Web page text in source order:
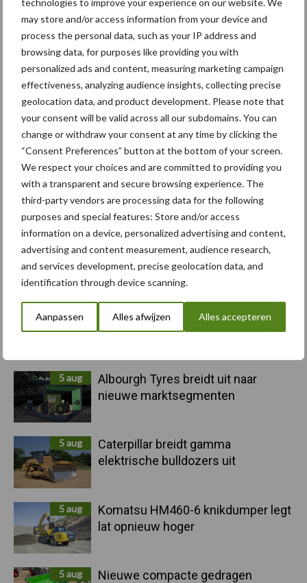
may store and/or access information from your device and
process the personal data, such as your IP address and
browsing data, for purposes like providing you with
personalized ads and content, measuring marketing campaign
effectiveness, analyzing audience insights, collecting precise
geolocation data, and product development. Please note that
your consent will be valid across all our subdomains. You can
change or withdraw your consent at any time by clicking the
“Consent Preferences” button at the bottom of your screen.
We respect your choices and are committed to providing you
with a transparent and secure browsing experience. The
third-party vendors are processing data for the following
purposes and special features: Store and/or access
information on a device, personalized advertising and content,
advertising and content measurement, audience research,
and services development, precise geolocation data, and
identification through device scanning.
Aanpassen Alles afwijzen Alles accepteren
Primaire
Recent nieuws Partner nieuws
"Hoge verwachtingen van schijven
voor kouters"
5 aug
Albourgh Tyres breidt uit naar
nieuwe marktsegmenten
5 aug
Caterpillar breidt gamma
elektrische bulldozers uit
5 aug
Komatsu HM460-6 knikdumper legt
lat opnieuw hoger
5 aug
Nieuwe compacte gedragen
Bemesting Gewas & ruwvoer Loonwerk
Compost Dierlijke mest
Toon meer